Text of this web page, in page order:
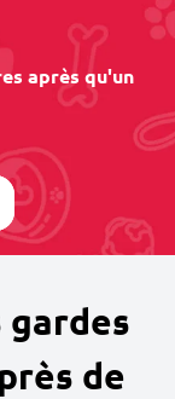
après qu'un
de